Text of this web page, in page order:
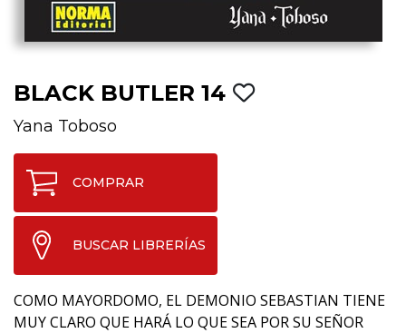
BLACK BUTLER 14
Yana Toboso
COMPRAR
BUSCAR LIBRERÍAS
COMO MAYORDOMO, EL DEMONIO SEBASTIAN TIENE
MUY CLARO QUE HARÁ LO QUE SEA POR SU SEÑOR